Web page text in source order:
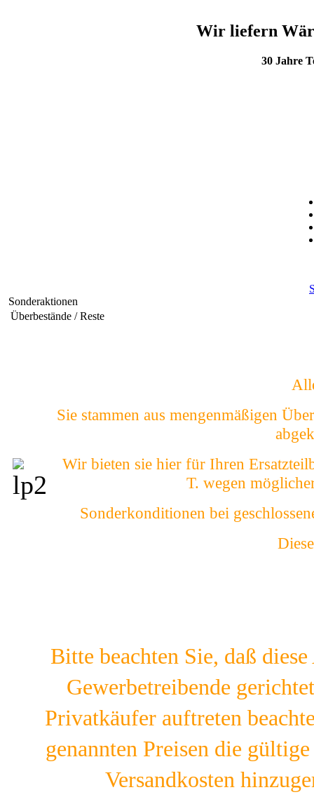
Wir liefern
30 Jahre
Sonderaktionen
Überbestände / Reste
Sie stammen aus mengenmäßigen
Wir bieten sie hier für Ihren
T. wegen
Sonderkonditionen bei
Bitte beachten Sie, daß
Gewerbetreibende
Privatkäufer auftreten
genannten Preisen die
Versandkosten